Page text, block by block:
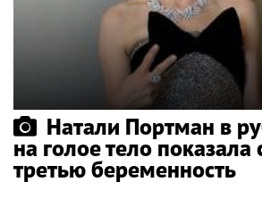
Натали Портман в
на голое тело показала
третью беременность